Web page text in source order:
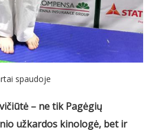
spaudoje
– ne tik Pagėgių
užkardos kinologė, bet ir